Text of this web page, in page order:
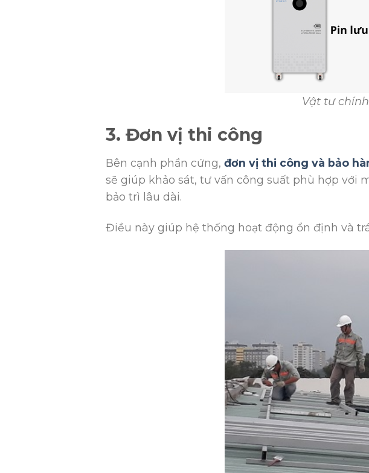
Vật tư
3. Đơn vị thi công
Bên cạnh phần cứng, đơn vị thi công và bảo
sẽ giúp khảo sát, tư vấn công suất phù hợp với
bảo trì lâu dài.
Điều này giúp hệ thống hoạt động ổn định và